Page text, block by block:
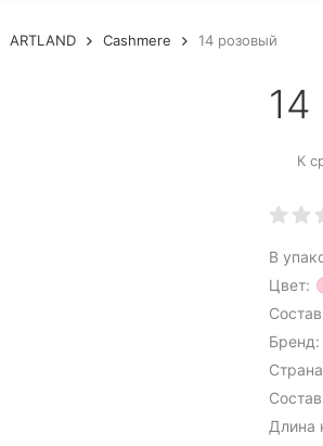
ARTLAND Cashmere 14 розовый
К
В
Цвет:
Бренд:
Длина